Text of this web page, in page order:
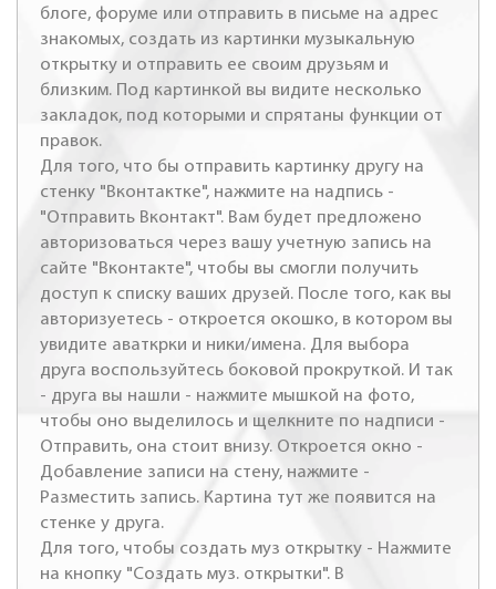
блоге, форуме или отправить в письме на адрес
знакомых, создать из картинки музыкальную
открытку и отправить ее своим друзьям и
близким. Под картинкой вы видите несколько
закладок, под которыми и спрятаны функции от
правок.
Для того, что бы отправить картинку другу на
стенку "Вконтактке", нажмите на надпись -
"Отправить Вконтакт". Вам будет предложено
авторизоваться через вашу учетную запись на
сайте "Вконтакте", чтобы вы смогли получить
доступ к списку ваших друзей. После того, как вы
авторизуетесь - откроется окошко, в котором вы
увидите аваткрки и ники/имена. Для выбора
друга воспользуйтесь боковой прокруткой. И так
- друга вы нашли - нажмите мышкой на фото,
чтобы оно выделилось и щелкните по надписи -
Отправить, она стоит внизу. Откроется окно -
Добавление записи на стену, нажмите -
Разместить запись. Картина тут же появится на
стенке у друга.
Для того, чтобы создать муз открытку - Нажмите
на кнопку "Создать муз. открытки". В